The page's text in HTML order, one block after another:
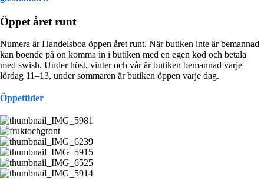
Öppet året runt
Numera är Handelsboa öppen året runt. När butiken inte är bemannad
kan boende på ön komma in i butiken med en egen kod och betala
med swish. Under höst, vinter och vår är butiken bemannad varje
lördag 11–13, under sommaren är butiken öppen varje dag.
Öppettider